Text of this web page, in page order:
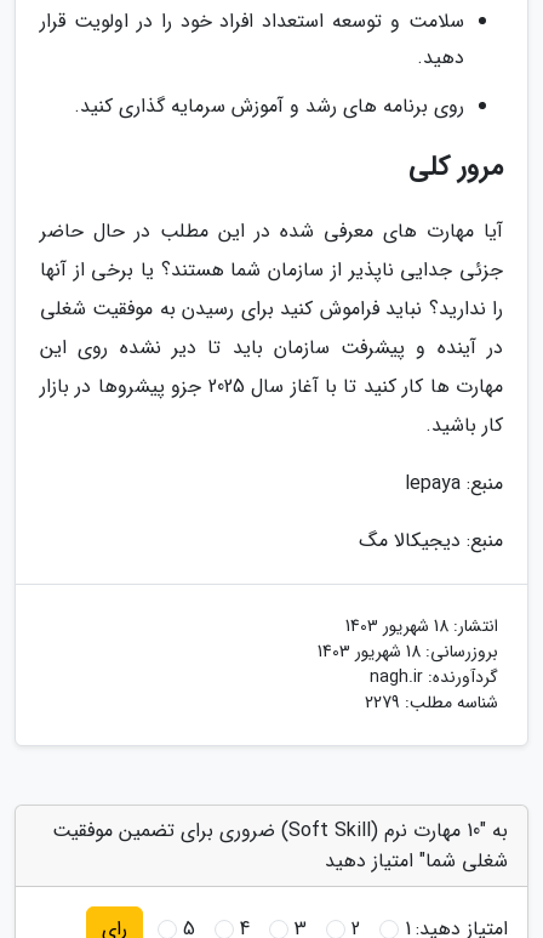
سلامت و توسعه استعداد افراد خود را در اولویت قرار
دهید.
روی برنامه های رشد و آموزش سرمایه گذاری کنید.
مرور کلی
آیا مهارت های معرفی شده در این مطلب در حال حاضر
جزئی جدایی ناپذیر از سازمان شما هستند؟ یا برخی از آنها
را ندارید؟ نباید فراموش کنید برای رسیدن به موفقیت شغلی
در آینده و پیشرفت سازمان باید تا دیر نشده روی این
مهارت ها کار کنید تا با آغاز سال 2025 جزو پیشروها در بازار
کار باشید.
منبع: lepaya
منبع: دیجیکالا مگ
انتشار: 18 شهریور 1403
بروزرسانی: 18 شهریور 1403
گردآورنده: nagh.ir
شناسه مطلب: 2279
به "10 مهارت نرم (Soft Skill) ضروری برای تضمین موفقیت
شغلی شما" امتیاز دهید
امتیاز دهید:1
2
3
4
5 رای